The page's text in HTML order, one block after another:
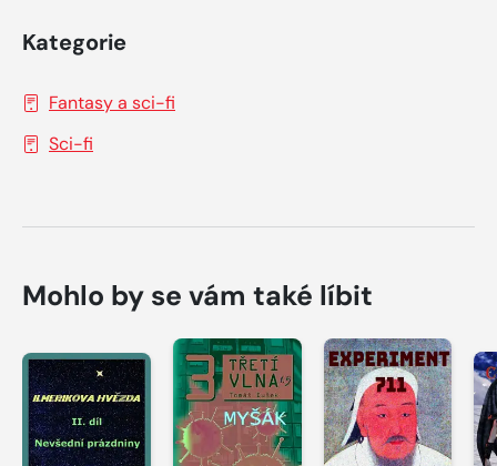
Kategorie
Fantasy a sci-fi
Sci-fi
Mohlo by se vám také líbit